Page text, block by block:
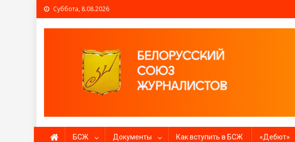
Суббота, 8.08.2026
Белорусский союз журналистов
БСЖ Документы Как вступить в БСЖ «Дебют»